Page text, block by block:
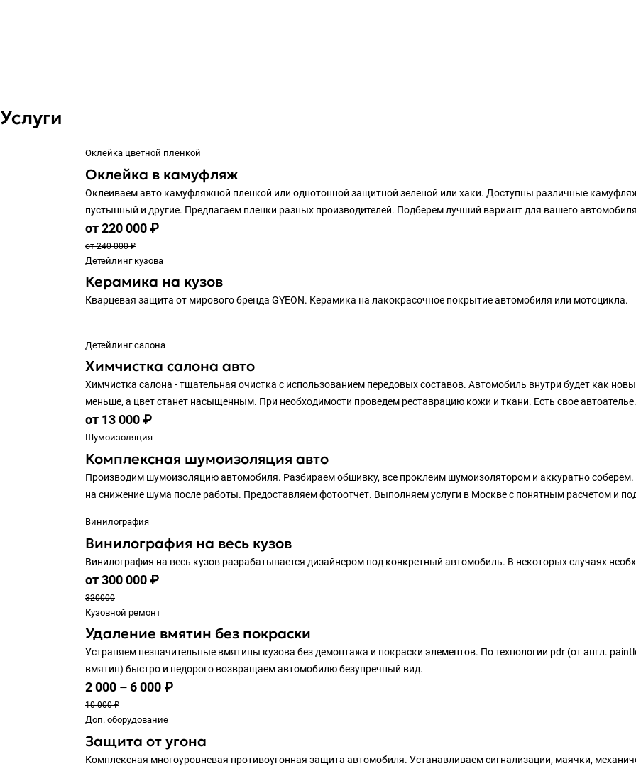
Услуги
Оклейка цветной пленкой
Оклейка в камуфляж
Оклеиваем авто камуфляжной пленкой или однотонной защитной зеленой или хаки. Доступны различные
пустынный и другие. Предлагаем пленки разных производителей. Подберем лучший вариант для вашего
от 220 000 ₽
от 240 000 ₽
Детейлинг кузова
Керамика на кузов
Кварцевая защита от мирового бренда GYEON. Керамика на лакокрасочное покрытие автомобиля или мотоцикла.
Детейлинг салона
Химчистка салона авто
Химчистка салона - тщательная очистка с использованием передовых составов. Автомобиль внутри будет как
меньше, а цвет станет насыщенным. При необходимости проведем реставрацию кожи и ткани. Есть свое автоателье.
от 13 000 ₽
Шумоизоляция
Комплексная шумоизоляция авто
Производим шумоизоляцию автомобиля. Разбираем обшивку, все проклеим шумоизолятором и аккуратно
на снижение шума после работы. Предоставляем фотоотчет. Выполняем услуги в Москве с понятным расчетом и
Винилография
Винилография на весь кузов
Винилография на весь кузов разрабатывается дизайнером под конкретный автомобиль. В некоторых случаях
от 300 000 ₽
320000
Кузовной ремонт
Удаление вмятин без покраски
Устраняем незначительные вмятины кузова без демонтажа и покраски элементов. По технологии pdr (от англ.
вмятин) быстро и недорого возвращаем автомобилю безупречный вид.
2 000 – 6 000 ₽
10 000 ₽
Доп. оборудование
Защита от угона
Комплексная многоуровневая противоугонная защита автомобиля. Устанавливаем сигнализации, маячки,